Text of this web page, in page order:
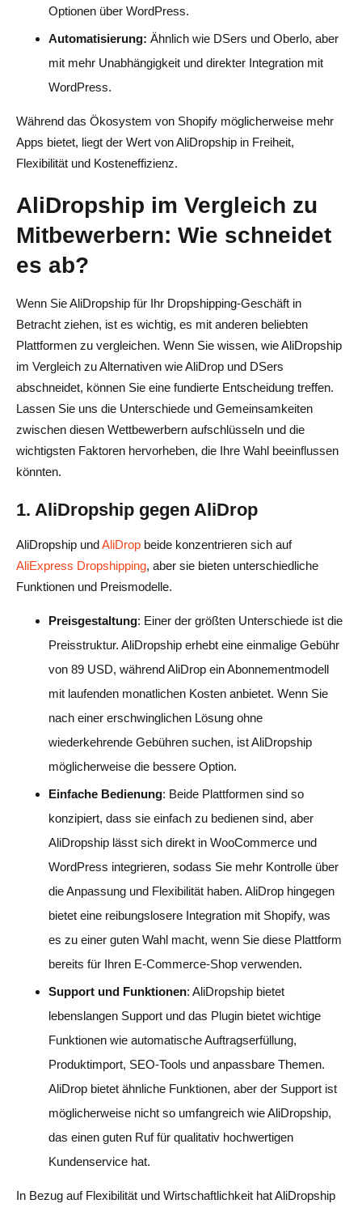
Optionen über WordPress.
Automatisierung: Ähnlich wie DSers und Oberlo, aber
mit mehr Unabhängigkeit und direkter Integration mit
WordPress.
Während das Ökosystem von Shopify möglicherweise mehr
Apps bietet, liegt der Wert von AliDropship in Freiheit,
Flexibilität und Kosteneffizienz.
AliDropship im Vergleich zu
Mitbewerbern: Wie schneidet
es ab?
Wenn Sie AliDropship für Ihr Dropshipping-Geschäft in
Betracht ziehen, ist es wichtig, es mit anderen beliebten
Plattformen zu vergleichen. Wenn Sie wissen, wie AliDropship
im Vergleich zu Alternativen wie AliDrop und DSers
abschneidet, können Sie eine fundierte Entscheidung treffen.
Lassen Sie uns die Unterschiede und Gemeinsamkeiten
zwischen diesen Wettbewerbern aufschlüsseln und die
wichtigsten Faktoren hervorheben, die Ihre Wahl beeinflussen
könnten.
1. AliDropship gegen AliDrop
AliDropship undAliDrop beide konzentrieren sich auf
AliExpress Dropshipping, aber sie bieten unterschiedliche
Funktionen und Preismodelle.
Preisgestaltung: Einer der größten Unterschiede ist die
Preisstruktur. AliDropship erhebt eine einmalige Gebühr
von 89 USD, während AliDrop ein Abonnementmodell
mit laufenden monatlichen Kosten anbietet. Wenn Sie
nach einer erschwinglichen Lösung ohne
wiederkehrende Gebühren suchen, ist AliDropship
möglicherweise die bessere Option.
Einfache Bedienung: Beide Plattformen sind so
konzipiert, dass sie einfach zu bedienen sind, aber
AliDropship lässt sich direkt in WooCommerce und
WordPress integrieren, sodass Sie mehr Kontrolle über
die Anpassung und Flexibilität haben. AliDrop hingegen
bietet eine reibungslosere Integration mit Shopify, was
es zu einer guten Wahl macht, wenn Sie diese Plattform
bereits für Ihren E-Commerce-Shop verwenden.
Support und Funktionen: AliDropship bietet
lebenslangen Support und das Plugin bietet wichtige
Funktionen wie automatische Auftragserfüllung,
Produktimport, SEO-Tools und anpassbare Themen.
AliDrop bietet ähnliche Funktionen, aber der Support ist
möglicherweise nicht so umfangreich wie AliDropship,
das einen guten Ruf für qualitativ hochwertigen
Kundenservice hat.
In Bezug auf Flexibilität und Wirtschaftlichkeit hat AliDropship